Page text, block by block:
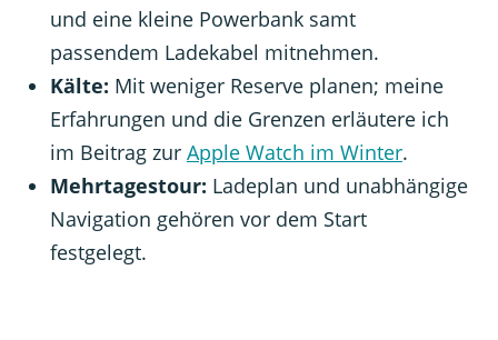
und eine kleine Powerbank samt
passendem Ladekabel mitnehmen.
Kälte: Mit weniger Reserve planen; meine
Erfahrungen und die Grenzen erläutere ich
im Beitrag zur Apple Watch im Winter.
Mehrtagestour: Ladeplan und unabhängige
Navigation gehören vor dem Start
festgelegt.